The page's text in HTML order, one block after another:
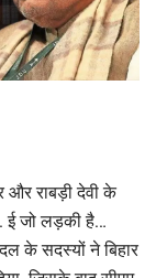
और राबड़ी देवी के
ई जो लड़की है…
के सदस्यों ने बिहार